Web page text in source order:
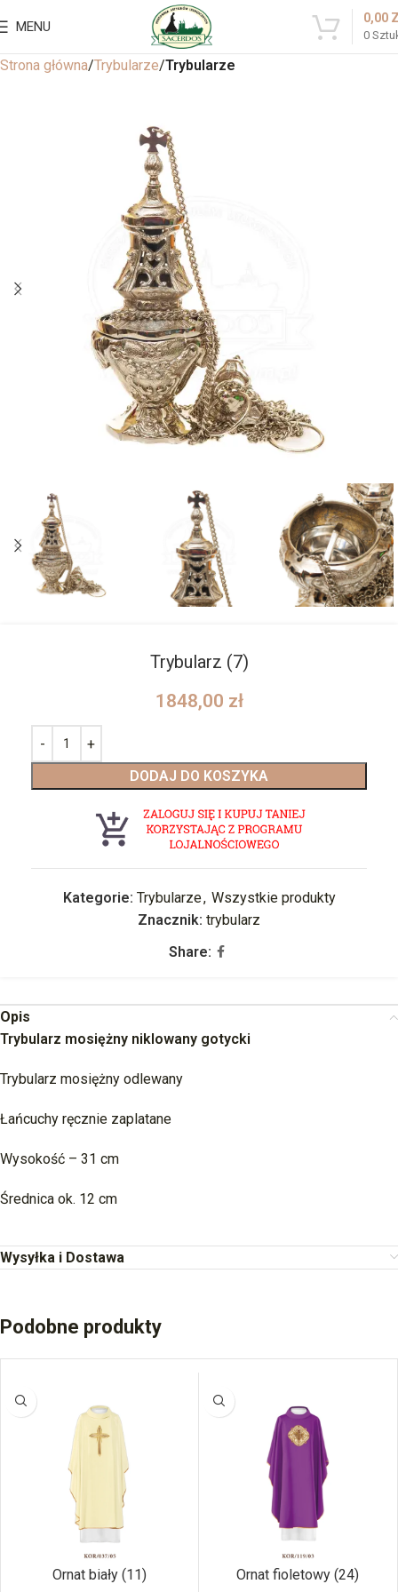
MENU
0
0,00
Strona główna Trybularze Trybularze
Trybularz (7)
1848,00 zł
DODAJ DO KOSZYKA
Kategorie: Trybularze, Wszystkie produkty
Znacznik: trybularz
Share:
Opis
Trybularz mosiężny niklowany gotycki
Trybularz mosiężny odlewany
Łańcuchy ręcznie zaplatane
Wysokość – 31 cm
Średnica ok. 12 cm
Wysyłka i Dostawa
Podobne produkty
Ornat biały (11) Ornat fioletowy (24)